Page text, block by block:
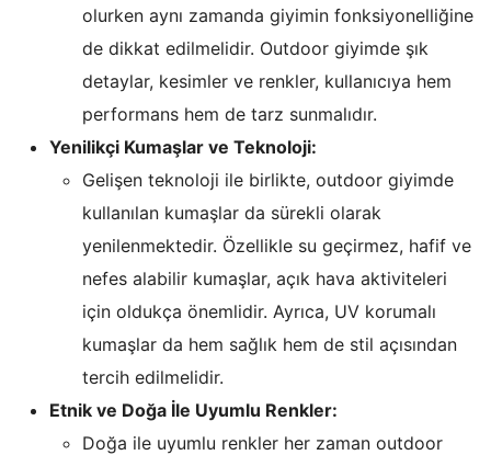
olurken aynı zamanda giyimin fonksiyonelliğine
de dikkat edilmelidir. Outdoor giyimde şık
detaylar, kesimler ve renkler, kullanıcıya hem
performans hem de tarz sunmalıdır.
Yenilikçi Kumaşlar ve Teknoloji:
Gelişen teknoloji ile birlikte, outdoor giyimde
kullanılan kumaşlar da sürekli olarak
yenilenmektedir. Özellikle su geçirmez, hafif ve
nefes alabilir kumaşlar, açık hava aktiviteleri
için oldukça önemlidir. Ayrıca, UV korumalı
kumaşlar da hem sağlık hem de stil açısından
tercih edilmelidir.
Etnik ve Doğa İle Uyumlu Renkler:
Doğa ile uyumlu renkler her zaman outdoor